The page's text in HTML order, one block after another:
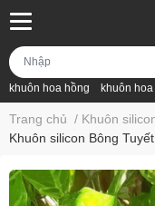
khuôn hoa hồng khuôn hoa
Trang chủ / Khuôn
Khuôn silicon Bông